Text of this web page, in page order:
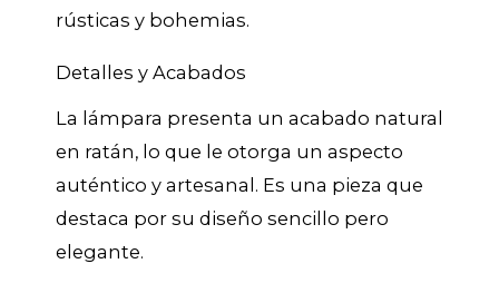
rústicas y bohemias.
Detalles y Acabados
La lámpara presenta un acabado natural
en ratán, lo que le otorga un aspecto
auténtico y artesanal. Es una pieza que
destaca por su diseño sencillo pero
elegante.